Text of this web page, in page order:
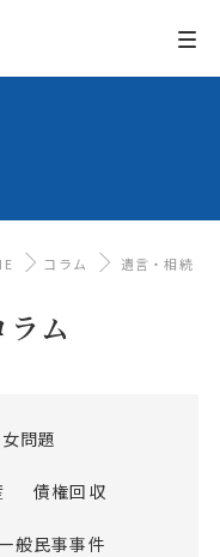
コラム 遺言・相続
ム
問題
債権回収
般民事事件